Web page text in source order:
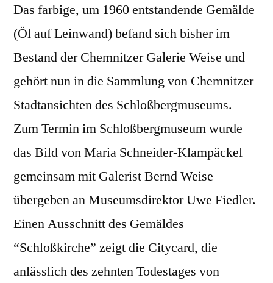
Das farbige, um 1960 entstandende Gemälde
(Öl auf Leinwand) befand sich bisher im
Bestand der Chemnitzer Galerie Weise und
gehört nun in die Sammlung von Chemnitzer
Stadtansichten des Schloßbergmuseums.
Zum Termin im Schloßbergmuseum wurde
das Bild von Maria Schneider-Klampäckel
gemeinsam mit Galerist Bernd Weise
übergeben an Museumsdirektor Uwe Fiedler.
Einen Ausschnitt des Gemäldes
“Schloßkirche” zeigt die Citycard, die
anlässlich des zehnten Todestages von